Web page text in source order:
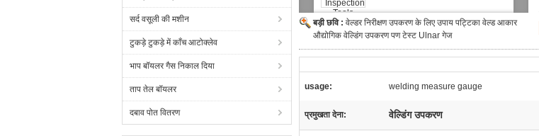
सर्द वसूली की मशीन
टुकड़े टुकड़े में काँच आटोक्लेव
भाप बॉयलर गैस निकाल दिया
ताप तेल बॉयलर
दबाव पोत वितरण
बड़ी छवि : वेल्डर निरीक्षण उपकरण के लिए उपाय पट्टिका वेल्ड आकार
औद्योगिक वेल्डिंग उपकरण पण टेस्ट Ulnar गेज
usage: welding measure gauge
प्रमुखता देना: वेल्डिंग उपकरण